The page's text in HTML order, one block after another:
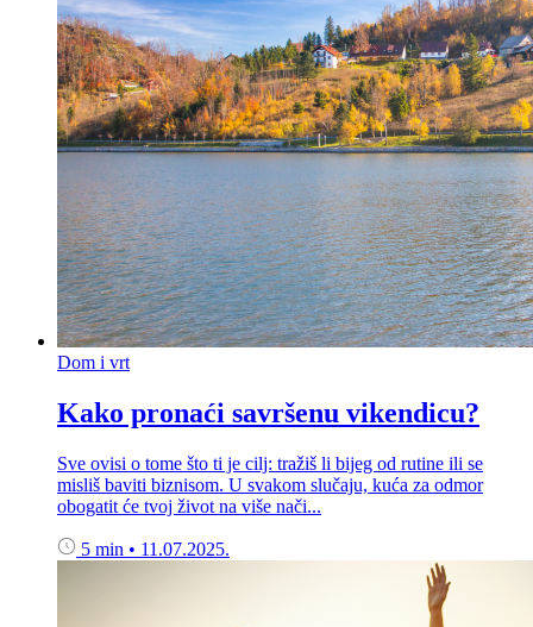
Dom i vrt
Kako pronaći savršenu vikendicu?
Sve ovisi o tome što ti je cilj: tražiš li bijeg od rutine ili se
misliš baviti biznisom. U svakom slučaju, kuća za odmor
obogatit će tvoj život na više nači...
5 min • 11.07.2025.